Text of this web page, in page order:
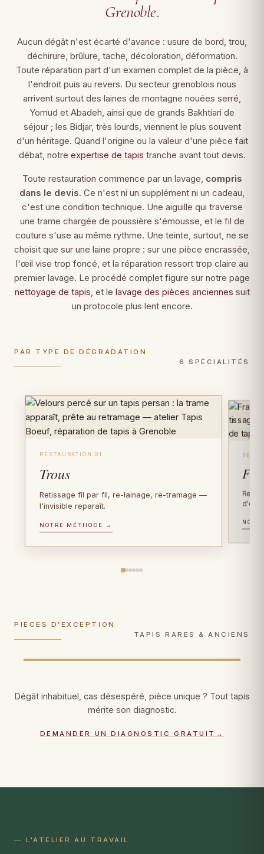
Grenoble.
Aucun dégât n'est écarté d'avance : usure de bord, trou,
déchirure, brûlure, tache, décoloration, déformation.
Toute réparation part d'un examen complet de la pièce, à
l'endroit puis au revers. Du secteur grenoblois nous
arrivent surtout des laines de montagne nouées serré,
Yomud et Abadeh, ainsi que de grands Bakhtiari de
séjour ; les Bidjar, très lourds, viennent le plus souvent
d'un héritage. Quand l'origine ou la valeur d'une pièce fait
débat, notre expertise de tapis tranche avant tout devis.
Toute restauration commence par un lavage, compris
dans le devis. Ce n'est ni un supplément ni un cadeau,
c'est une condition technique. Une aiguille qui traverse
une trame chargée de poussière s'émousse, et le fil de
couture s'use au même rythme. Une teinte, surtout, ne se
choisit que sur une laine propre : sur une pièce encrassée,
l'œil vise trop foncé, et la réparation ressort trop claire au
premier lavage. Le procédé complet figure sur notre page
nettoyage de tapis , et le lavage des pièces anciennes suit
un protocole plus lent encore.
PAR TYPE DE DÉGRADATION
6 SPÉCIALITÉS
RESTAURATION 01
Trous
Retissage fil par fil, re-lainage, re-tramage —
l'invisible reparaît.
NOTRE MÉTHODE →
PIÈCES D'EXCEPTION
TAPIS RARES & ANCIENS
PIÈCES D'EXCEPTION
Tapis anciens
FIBRE PRÉCIEUSE
Tapis en soie
Dégât inhabituel, cas désespéré, pièce unique ? Tout tapis
mérite son diagnostic.
DEMANDER UN DIAGNOSTIC GRATUIT →
— L'ATELIER AU TRAVAIL